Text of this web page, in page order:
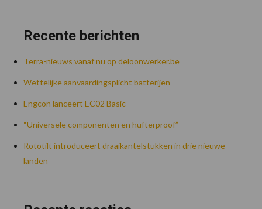
Recente berichten
Terra-nieuws vanaf nu op deloonwerker.be
Wettelijke aanvaardingsplicht batterijen
Engcon lanceert EC02 Basic
“Universele componenten en hufterproof”
Rototilt introduceert draaikantelstukken in drie nieuwe
landen